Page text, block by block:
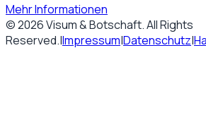
Mehr Informationen
©2026Visum & Botschaft. All Rights
Reserved.|Impressum|Datenschutz|